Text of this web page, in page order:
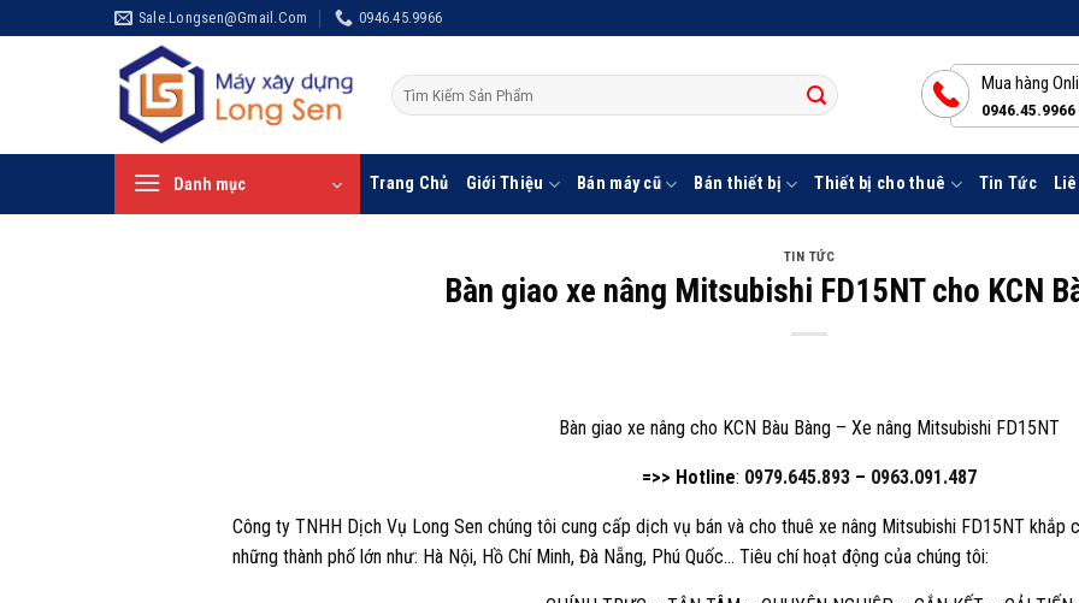
qua
Sale.longsen@gmail.com 0946.45.9966
Tìm
kiếm:
Mua hàng
0946.45.9966
Danh mục Trang Chủ Giới Thiệu Bán máy cũ Bán thiết bị Thiết bị cho thuê Tin Tức
TIN TỨC
Bàn giao xe nâng Mitsubishi FD15NT cho KCN
Bàn giao xe nâng cho KCN Bàu Bàng – Xe nâng Mitsubishi FD15NT
=>> Hotline: 0979.645.893 – 0963.091.487
Công ty TNHH Dịch Vụ Long Sen chúng tôi cung cấp dịch vụ bán và cho thuê xe nâng Mitsubishi FD15NT
những thành phố lớn như: Hà Nội, Hồ Chí Minh, Đà Nẵng, Phú Quốc… Tiêu chí hoạt động của chúng tôi: